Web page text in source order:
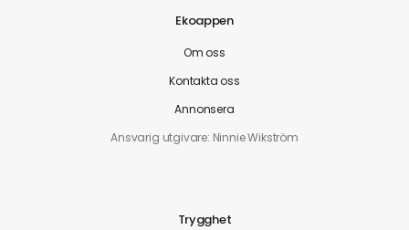
Ekoappen
Om oss
Kontakta oss
Annonsera
Ansvarig utgivare: Ninnie Wikström
Trygghet